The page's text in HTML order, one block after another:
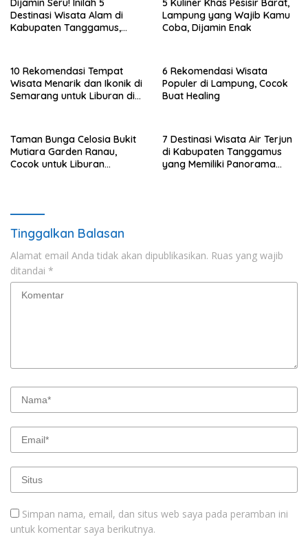
Dijamin Seru! Inilah 5
Destinasi Wisata Alam di
Kabupaten Tanggamus,
5 Kuliner Khas Pesisir Barat,
Lampung yang Wajib Kamu
Coba, Dijamin Enak
10 Rekomendasi Tempat
Wisata Menarik dan Ikonik di
Semarang untuk Liburan di
6 Rekomendasi Wisata
Populer di Lampung, Cocok
Buat Healing
Taman Bunga Celosia Bukit
Mutiara Garden Ranau,
Cocok untuk Liburan
7 Destinasi Wisata Air Terjun
di Kabupaten Tanggamus
yang Memiliki Panorama
Tinggalkan Balasan
Alamat email Anda tidak akan dipublikasikan. Ruas yang wajib
ditandai *
Simpan nama, email, dan situs web saya pada peramban ini
untuk komentar saya berikutnya.